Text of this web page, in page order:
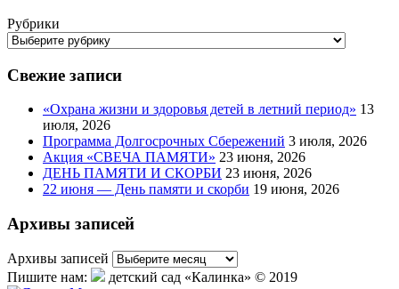
Рубрики
Свежие записи
«Охрана жизни и здоровья детей в летний период» 13
июля, 2026
Программа Долгосрочных Сбережений 3 июля, 2026
Акция «СВЕЧА ПАМЯТИ» 23 июня, 2026
ДЕНЬ ПАМЯТИ И СКОРБИ 23 июня, 2026
22 июня — День памяти и скорби 19 июня, 2026
Архивы записей
Архивы записей
Пишите нам:
детский сад «Калинка» © 2019